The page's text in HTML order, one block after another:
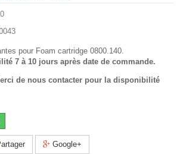
pour Foam cartridge 0800.140.
7 à 10 jours après date de commande.
de nous contacter pour la disponibilité
Google+